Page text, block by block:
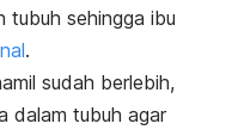
tubuh sehingga ibu
.
sudah berlebih,
dalam tubuh agar